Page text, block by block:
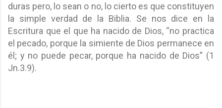
duras pero, lo sean o no, lo cierto es que constituyen
la simple verdad de la Biblia. Se nos dice en la
Escritura que el que ha nacido de Dios, “no practica
el pecado, porque la simiente de Dios permanece en
él; y no puede pecar, porque ha nacido de Dios” (1
Jn.3.9).